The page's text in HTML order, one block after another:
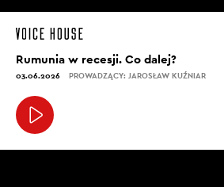
Rumunia w recesji. Co dalej?
03.06.2026 PROWADZĄCY: JAROSŁAW KUŹNIAR